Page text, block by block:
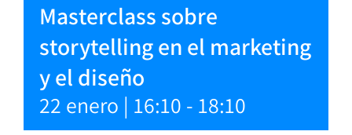
Masterclass sobre
storytelling en el marketing
y el diseño
22 enero | 16:10 - 18:10